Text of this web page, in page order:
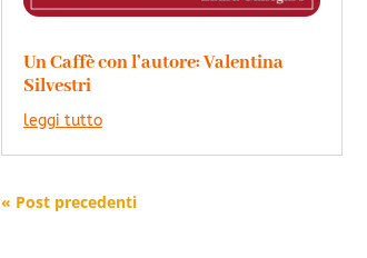
Un Caffè con l’autore: Valentina
Silvestri
leggi tutto
« Post precedenti